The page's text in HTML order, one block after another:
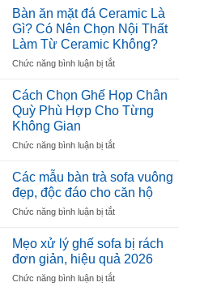
Sofa
Là
Gì?
Cách
Mút
Êm,
Bền,
Xẹp
Bàn ăn mặt đá Ceramic Là
Gì? Có Nên Chọn Nội Thất
Làm Từ Ceramic Không?
Chức năng bình luận bị tắtở
ăn
mặt
đá
Là
Có
Nên
Chọn
Nội
Làm
Từ
Không?
Cách Chọn Ghế Họp Chân
Quỳ Phù Hợp Cho Từng
Không Gian
Chức năng bình luận bị tắtở
Chọn
Ghế
Họp
Chân
Phù
Hợp
Từng
Các mẫu bàn trà sofa vuông
đẹp, độc đáo cho căn hộ
Chức năng bình luận bị tắtở
mẫu
bàn
trà
sofa
Mẹo xử lý ghế sofa bị rách
đơn giản, hiệu quả 2026
Chức năng bình luận bị tắtở